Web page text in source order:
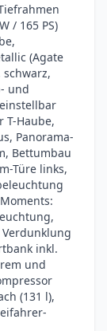
/ 165 PS)
(Agate
schwarz,
und
T-Haube,
Panorama-
Bettumbau
Türe links,
inkl.
und
(131 l),